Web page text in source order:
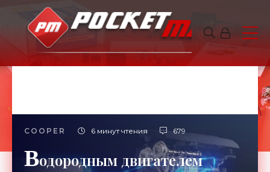
COOPER 6 минут чтения 679
Водородным двигателем